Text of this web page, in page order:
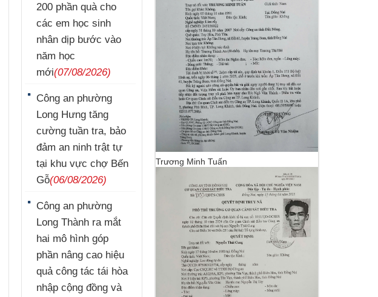
200 phần quà cho
các em học sinh
nhân dịp bước vào
năm học
mới(07/08/2026)
Công an phường
Long Hưng tăng
cường tuần tra, bảo
đảm an ninh trật tự
tại khu vực chợ Bến
Gỗ(06/08/2026)
Công an phường
Long Thành ra mắt
hai mô hình góp
phần nâng cao hiệu
quả công tác tái hòa
nhập cộng đồng và
Trương Minh Tuấn